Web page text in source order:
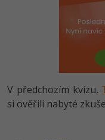
HTML5,
SQL a
UML a
JavaScript
HTML / CSS
C# Game
-80%
JavaScript -
C++ -80%
V předchozím kvízu,
si ověřili nabyté